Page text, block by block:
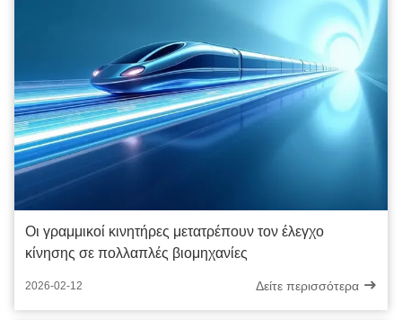
Οι γραμμικοί κινητήρες μετατρέπουν τον έλεγχο
κίνησης σε πολλαπλές βιομηχανίες
2026-02-12 Δείτε περισσότερα